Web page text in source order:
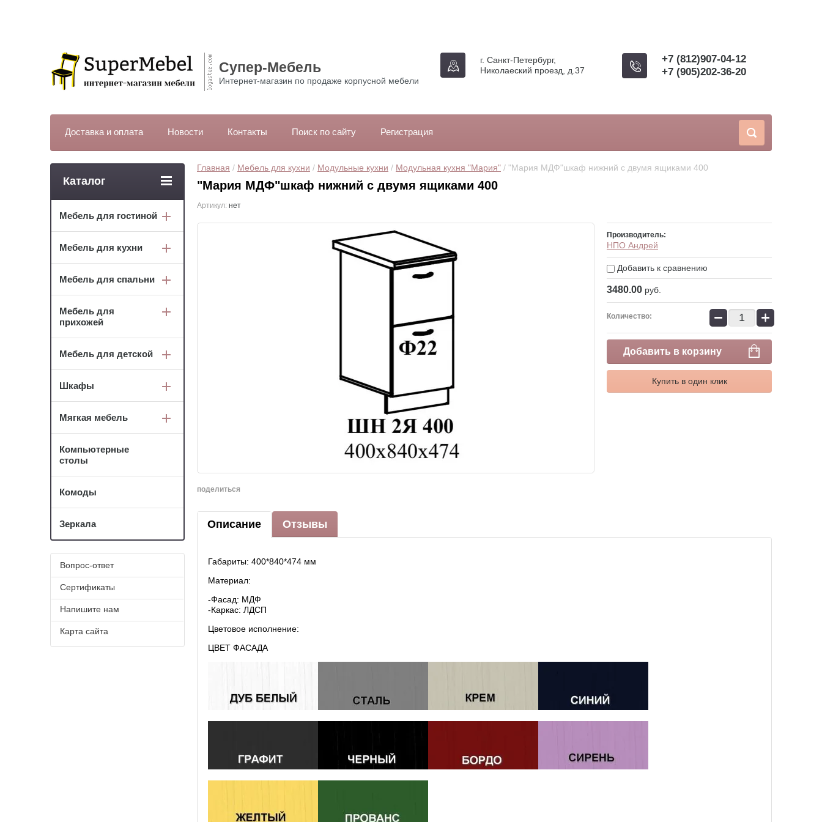
Супер-Мебель
Интернет-магазин по продаже корпусной мебели
+7 (812)907-04-12
+7 (905)202-36-20
г. Санкт-Петербург,
Николаеский проезд, д.37
Доставка и оплата Новости Контакты Поиск по сайту Регистрация
Главная / Мебель для кухни / Модульные кухни / Модульная кухня "Мария" / "Мария МДФ"шкаф нижний с двумя ящиками 400
"Мария МДФ"шкаф нижний с двумя ящиками 400
Артикул: нет
поделиться
Производитель:
НПО Андрей
Добавить к сравнению
3480.00 руб.
Количество: − +
Добавить в корзину
Купить в один клик
Описание Отзывы
Габариты: 400*840*474 мм
Материал:
-Фасад: МДФ
-Каркас: ЛДСП
Цветовое исполнение:
ЦВЕТ ФАСАДА
Каталог
Мебель для гостиной
Мебель для кухни
Мебель для спальни
Мебель для
прихожей
Мебель для детской
Шкафы
Мягкая мебель
Компьютерные
столы
Комоды
Зеркала
Вопрос-ответ
Сертификаты
Напишите нам
Карта сайта